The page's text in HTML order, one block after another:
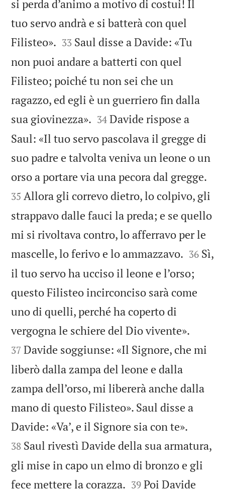
si perda d’animo a motivo di costui! Il
tuo servo andrà e si batterà con quel
Filisteo». 

33 Saul disse a Davide: «Tu
non puoi andare a batterti con quel
Filisteo; poiché tu non sei che un
ragazzo, ed egli è un guerriero fin dalla
sua giovinezza». 

34 Davide rispose a
Saul: «Il tuo servo pascolava il gregge di
suo padre e talvolta veniva un leone o un
orso a portare via una pecora dal gregge.
35 Allora gli correvo dietro, lo colpivo, gli
strappavo dalle fauci la preda; e se quello
mi si rivoltava contro, lo afferravo per le
mascelle, lo ferivo e lo ammazzavo. 

36 Sì,
il tuo servo ha ucciso il leone e l’orso;
questo Filisteo incirconciso sarà come
uno di quelli, perché ha coperto di
vergogna le schiere del Dio vivente».
37 Davide soggiunse: «Il Signore, che mi
liberò dalla zampa del leone e dalla
zampa dell’orso, mi libererà anche dalla
mano di questo Filisteo». Saul disse a
Davide: «Va’, e il Signore sia con te».
38 Saul rivestì Davide della sua armatura,
gli mise in capo un elmo di bronzo e gli
fece mettere la corazza. 

39 Poi Davide